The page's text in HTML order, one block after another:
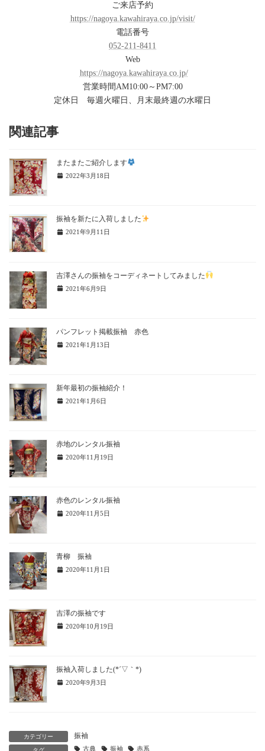
ご来店予約
https://nagoya.kawahiraya.co.jp/visit/
電話番号
052-211-8411
Web
https://nagoya.kawahiraya.co.jp/
営業時間AM10:00～PM7:00
定休日 毎週火曜日、月末最終週の水曜日
関連記事
またまたご紹介します
2022年3月18日
振袖を新たに入荷しました
2021年9月11日
吉澤さんの振袖をコーディネートしてみました
2021年6月9日
パンフレット掲載振袖 赤色
2021年1月13日
新年最初の振袖紹介！
2021年1月6日
赤地のレンタル振袖
2020年11月19日
赤色のレンタル振袖
2020年11月5日
青柳 振袖
2020年11月1日
吉澤の振袖です
2020年10月19日
振袖入荷しました(*´▽｀*)
2020年9月3日
カテゴリー 振袖
古典 振袖 赤系